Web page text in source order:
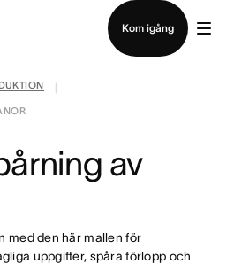
Kom igång
av
med den här mallen för
uppgifter, spåra förlopp och